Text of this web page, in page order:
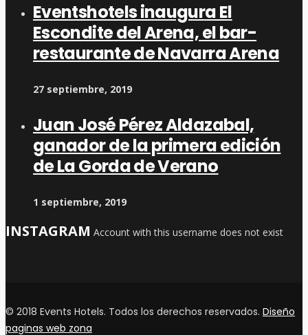
Eventshotels inaugura El
Escondite del Arena, el bar-
restaurante de Navarra Arena
27 septiembre, 2019
Juan José Pérez Aldazabal,
ganador de la primera edición
de La Gorda de Verano
1 septiembre, 2019
INSTAGRAM Account with this username does not exist
© 2018 Events Hotels. Todos los derechos reservados. Diseño
paginas web zona